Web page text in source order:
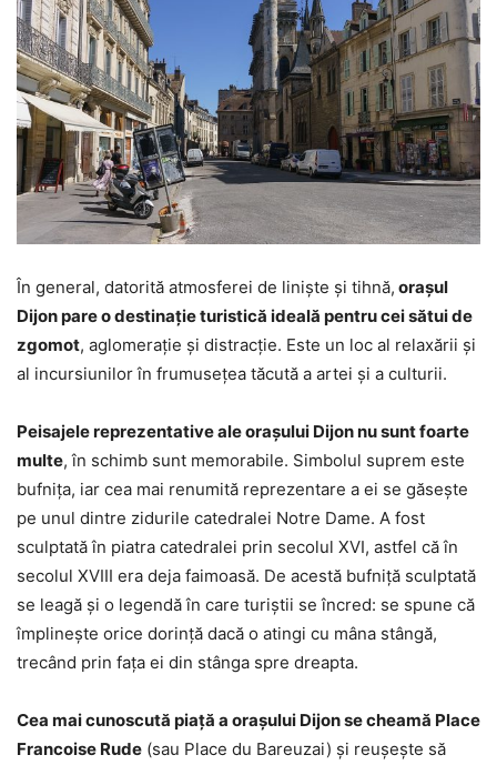
În general, datorită atmosferei de liniște și tihnă, orașul
Dijon pare o destinație turistică ideală pentru cei sătui de
zgomot, aglomerație și distracție. Este un loc al relaxării și
al incursiunilor în frumusețea tăcută a artei și a culturii.
Peisajele reprezentative ale orașului Dijon nu sunt foarte
multe, în schimb sunt memorabile. Simbolul suprem este
bufnița, iar cea mai renumită reprezentare a ei se găsește
pe unul dintre zidurile catedralei Notre Dame. A fost
sculptată în piatra catedralei prin secolul XVI, astfel că în
secolul XVIII era deja faimoasă. De acestă bufniță sculptată
se leagă și o legendă în care turiștii se încred: se spune că
împlinește orice dorință dacă o atingi cu mâna stângă,
trecând prin fața ei din stânga spre dreapta.
Cea mai cunoscută piață a orașului Dijon se cheamă Place
Francoise Rude (sau Place du Bareuzai) și reușește să